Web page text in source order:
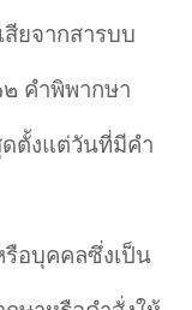
ยจากสารบบ
คำพิพากษา
ตั้งแต่วันที่มีคำ
อบุคคลซึ่งเป็น